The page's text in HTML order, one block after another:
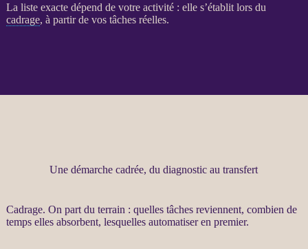
La liste exacte dépend de votre activité : elle s’établit lors du
cadrage, à partir de vos tâches réelles.
Une démarche cadrée, du diagnostic au transfert
Cadrage. On part du terrain : quelles tâches reviennent, combien de
temps elles absorbent, lesquelles automatiseren premier.